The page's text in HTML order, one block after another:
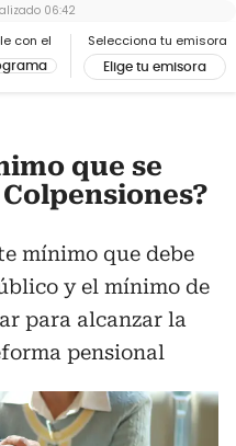
con el Selecciona tu emisora
Elige tu emisora
06:42
que se
mínimo que debe
y el mínimo de
para alcanzar la
pensional